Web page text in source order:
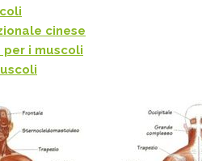
cinese
i muscoli